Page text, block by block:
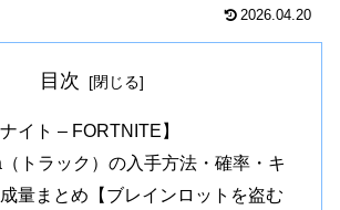
2026.04.20
目次
イト – FORTNITE】
トラック）の入手方法・確率・キ
量まとめ【ブレインロットを盗む